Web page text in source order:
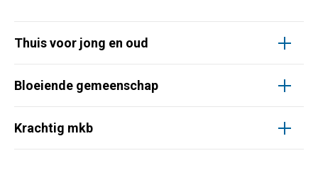
Thuis voor jong en oud
Bloeiende gemeenschap
Krachtig mkb